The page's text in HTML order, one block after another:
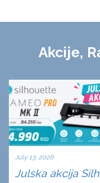
Akcije,
July 13, 2026
Julska akcija